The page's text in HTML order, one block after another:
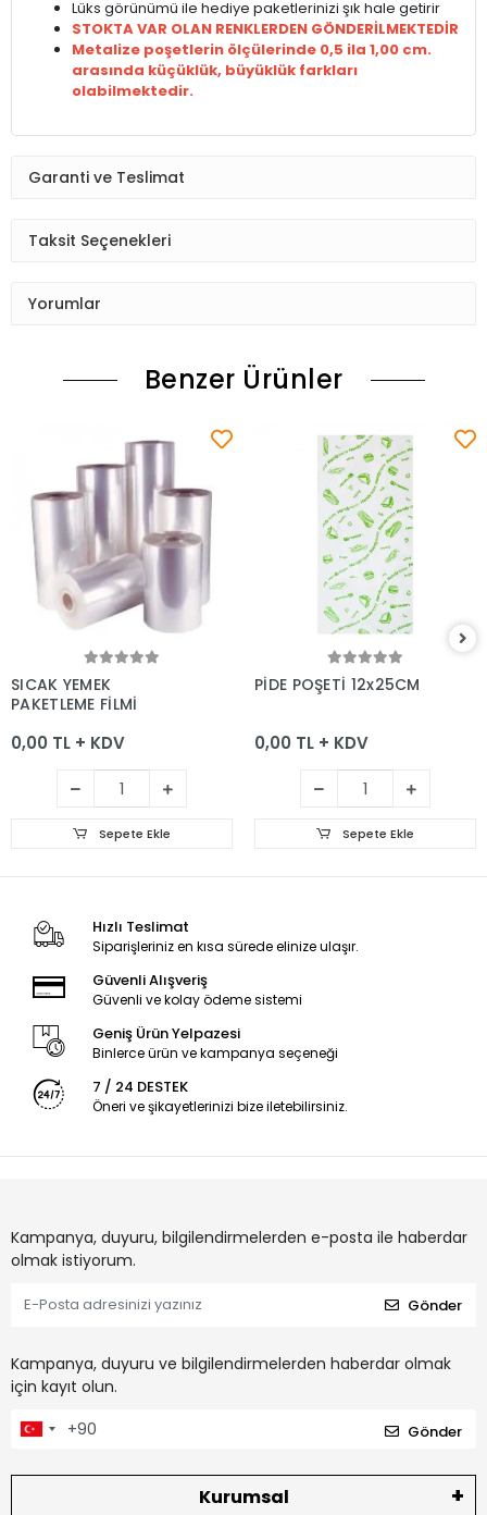
Lüks görünümü ile hediye paketlerinizi şık hale getirir
STOKTA VAR OLAN RENKLERDEN GÖNDERİLMEKTEDİR
Metalize poşetlerin ölçülerinde 0,5 ila 1,00 cm.
arasında küçüklük, büyüklük farkları
olabilmektedir.
Garanti ve Teslimat
Taksit Seçenekleri
Yorumlar
Benzer Ürünler
SICAK YEMEK
PAKETLEME FİLMİ
0,00 TL + KDV
Sepete Ekle
Sepete Ekle
PİDE POŞETİ 12x25CM
0,00 TL + KDV
Sepete Ekle
Hızlı Teslimat
Siparişleriniz en kısa sürede elinize ulaşır.
Güvenli Alışveriş
Güvenli ve kolay ödeme sistemi
Geniş Ürün Yelpazesi
Binlerce ürün ve kampanya seçeneği
7 / 24 DESTEK
Öneri ve şikayetlerinizi bize iletebilirsiniz.
Kampanya, duyuru, bilgilendirmelerden e-posta ile haberdar
olmak istiyorum.
Gönder
Kampanya, duyuru ve bilgilendirmelerden haberdar olmak
için kayıt olun.
Gönder
Kurumsal